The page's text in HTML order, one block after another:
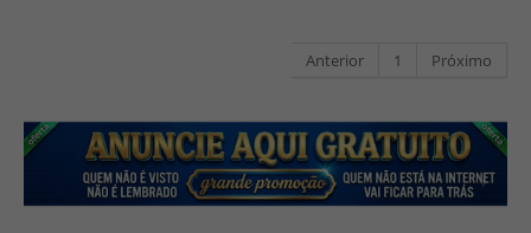
Anterior 1 Próximo